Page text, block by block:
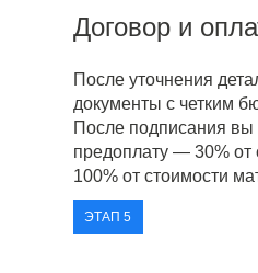
Договор и
После уточнения
документы с четким
После подписания вы
предоплату — 30% от
100% от стоимости
ЭТАП 5